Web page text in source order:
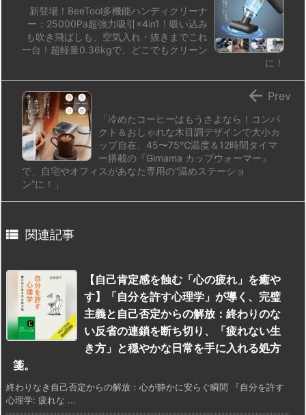
新登場！BeeTool多機能ハンディクリーナ
ー：25000Pa超強力吸引×4in1！吸い込み
も吹き飛ばしも、空気入れ・抜きまでこれ
一台！超軽量0.36kgで、どこでもクリーン
に！
「冷めたコーヒーはもうさよなら！コンパ
クト＆おしゃれな木目調デザインで大小カ
ップ自在、45〜75℃温度＆12時間タイマ
ー搭載の『Gimama カップウォーマー』
で、自宅やオフィスがあなた専用の“温めステーショ
ン”に！」
 Prev
 関連記事
【自己肯定感を蝕む「心の疲れ」を癒や
す】「自分を許す心理学」が導く、完璧
主義と自己否定からの解放：終わりのな
い反省の連鎖を断ち切り、「疲れない生
き方」と穏やかな日常を手に入れる処方
箋。
終わりなき自己否定からの解放：心が静かに安らぐ瞬間 『自分を許す
心理学: 疲れな ...